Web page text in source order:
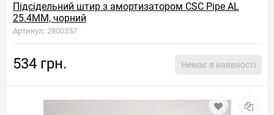
Підсідельний штир з амортизатором CSC Pipe AL
25.4MM, чорний
Артикул: 2800357
534 грн. Немає в наявності